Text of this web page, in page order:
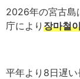
2026年の宮古島
庁により 장마철
平年より8日遅い